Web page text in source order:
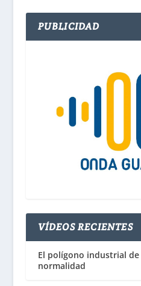
PUBLICIDAD
VÍDEOS RECIENTES
El polígono industrial de
normalidad